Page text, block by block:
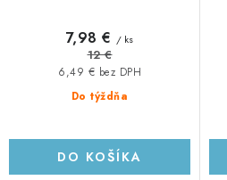
Do týždňa
6,49 € bez DPH
7,98 € / ks
12 €
DO KOŠÍKA